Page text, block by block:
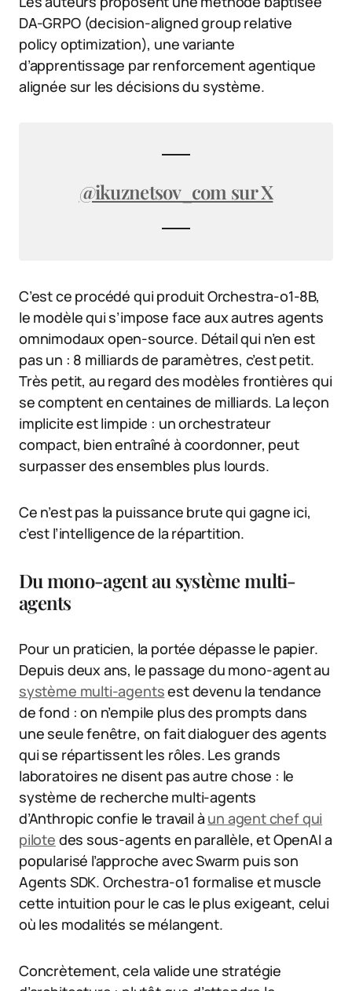
DA-GRPO (decision-aligned group relative
policy optimization), une variante
d’apprentissage par renforcement agentique
alignée sur les décisions du système.
@ikuznetsov_com sur X
C’est ce procédé qui produit Orchestra-o1-8B,
le modèle qui s’impose face aux autres agents
omnimodaux open-source. Détail qui n’en est
pas un : 8 milliards de paramètres, c’est petit.
Très petit, au regard des modèles frontières qui
se comptent en centaines de milliards. La leçon
implicite est limpide : un orchestrateur
compact, bien entraîné à coordonner, peut
surpasser des ensembles plus lourds.
Ce n’est pas la puissance brute qui gagne ici,
c’est l’intelligence de la répartition.
Du mono-agent au système multi-
agents
Pour un praticien, la portée dépasse le papier.
Depuis deux ans, le passage du mono-agent au
système multi-agentsest devenu la tendance
de fond : on n’empile plus des prompts dans
une seule fenêtre, on fait dialoguer des agents
qui se répartissent les rôles. Les grands
laboratoires ne disent pas autre chose : le
système de recherche multi-agents
d’Anthropic confie le travail à un agent chef qui
pilote des sous-agents en parallèle, et OpenAI a
popularisé l’approche avec Swarm puis son
Agents SDK. Orchestra-o1 formalise et muscle
cette intuition pour le cas le plus exigeant, celui
où les modalités se mélangent.
Concrètement, cela valide une stratégie